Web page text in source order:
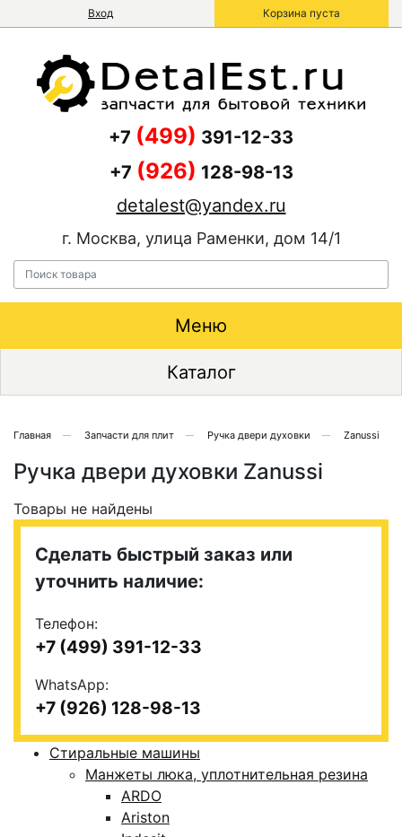
Вход Корзина пуста
+7 (499) 391-12-33
+7 (926) 128-98-13
detalest@yandex.ru
г. Москва, улица Раменки, дом 14/1
Меню
Каталог
Главная Запчасти для плит Ручка двери духовки Zanussi
Ручка двери духовки Zanussi
Товары не найдены
Сделать быстрый заказ или
уточнить наличие:
Телефон:
+7 (499) 391-12-33
WhatsApp:
+7 (926) 128-98-13
Стиральные машины
Манжеты люка, уплотнительная резина
ARDO
Ariston